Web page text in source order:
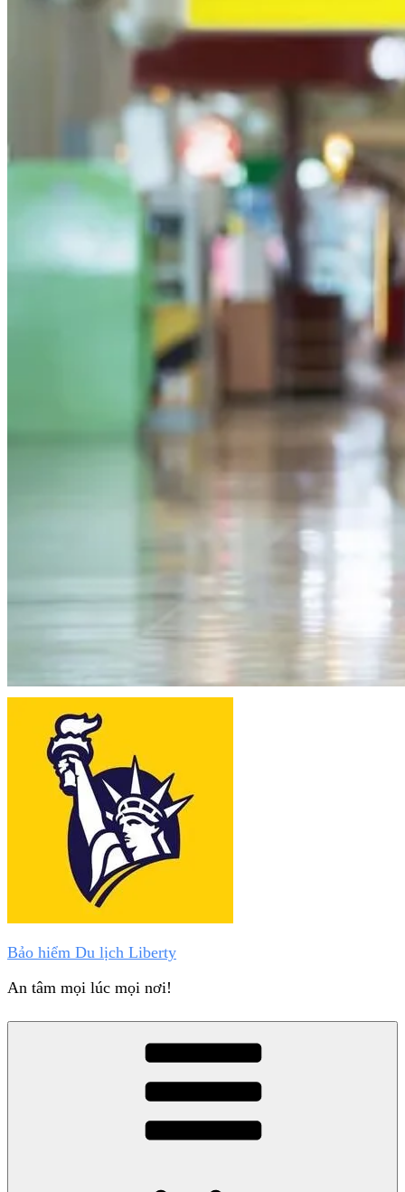
Bảo hiểm Du lịch Liberty
An tâm mọi lúc mọi nơi!